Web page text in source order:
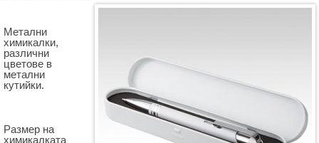
Метални
химикалки,
различни
цветове в
метални
кутийки.
Размер на
химикалката